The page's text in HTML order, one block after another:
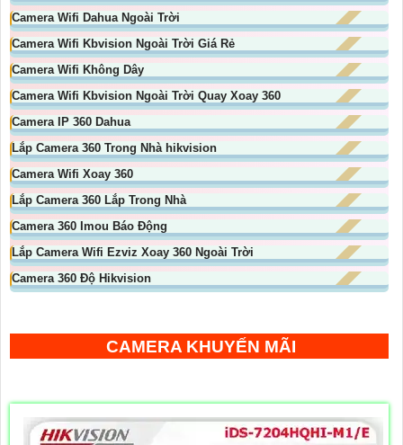
Camera Wifi Dahua Ngoài Trời
Camera Wifi Kbvision Ngoài Trời Giá Rẻ
Camera Wifi Không Dây
Camera Wifi Kbvision Ngoài Trời Quay Xoay 360
Camera IP 360 Dahua
Lắp Camera 360 Trong Nhà hikvision
Camera Wifi Xoay 360
Lắp Camera 360 Lắp Trong Nhà
Camera 360 Imou Báo Động
Lắp Camera Wifi Ezviz Xoay 360 Ngoài Trời
Camera 360 Độ Hikvision
CAMERA KHUYẾN MÃI